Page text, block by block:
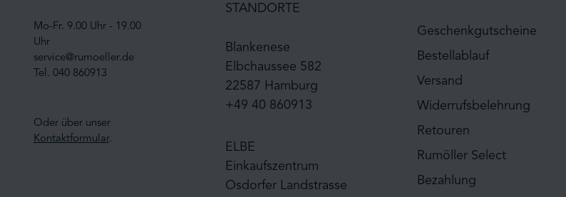
Mo-Fr. 9.00 Uhr - 19.00
Uhr
service@rumoeller.de
Tel. 040 860913
Oder über unser
Kontaktformular.
STANDORTE
Blankenese
Elbchaussee 582
22587 Hamburg
+49 40 860913
ELBE
Einkaufszentrum
Osdorfer Landstrasse
Geschenkgutscheine
Bestellablauf
Versand
Widerrufsbelehrung
Retouren
Rumöller Select
Bezahlung